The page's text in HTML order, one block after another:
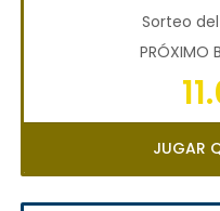
Sorteo
PRÓXIMO
JUGAR